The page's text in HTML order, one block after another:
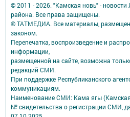
© 2011 - 2026. "Камская новь" -
района. Все права защищены.
© ТАТМЕДИА. Все материалы,
законом.
Перепечатка, воспроизведение и
информации,
размещенной на сайте, возможна
редакций СМИ.
При поддержке Республиканского
коммуникациям.
Наименование СМИ: Кама ягы
№ свидетельства о регистрации СМИ,